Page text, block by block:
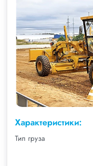
Характеристики:
Тип груза